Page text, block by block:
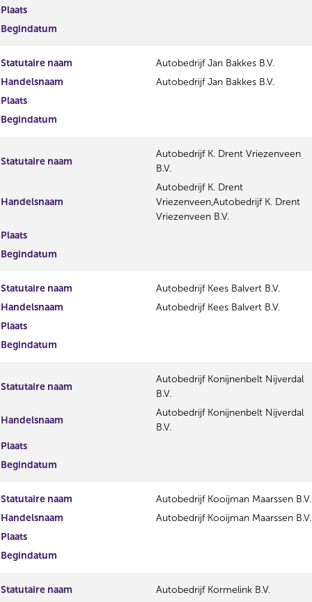
Plaats
Begindatum
Statutaire naam
Autobedrijf Jan Bakkes B.V.
Handelsnaam
Autobedrijf Jan Bakkes B.V.
Plaats
Begindatum
Statutaire naam
Autobedrijf K. Drent Vriezenveen
B.V.
Handelsnaam
Autobedrijf K. Drent
Vriezenveen,Autobedrijf K. Drent
Vriezenveen B.V.
Plaats
Begindatum
Statutaire naam
Autobedrijf Kees Balvert B.V.
Handelsnaam
Autobedrijf Kees Balvert B.V.
Plaats
Begindatum
Statutaire naam
Autobedrijf Konijnenbelt Nijverdal
B.V.
Handelsnaam
Autobedrijf Konijnenbelt Nijverdal
B.V.
Plaats
Begindatum
Statutaire naam
Autobedrijf Kooijman Maarssen B.V.
Handelsnaam
Autobedrijf Kooijman Maarssen B.V.
Plaats
Begindatum
Statutaire naam Autobedrijf Kormelink B.V.